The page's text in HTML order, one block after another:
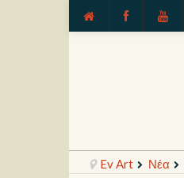
Ev Art Νέα